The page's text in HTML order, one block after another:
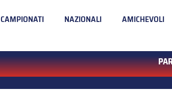
CAMPIONATI NAZIONALI AMICHEVOLI